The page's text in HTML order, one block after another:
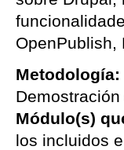
OpenPublish,
Metodología:
Módulo(s)
los incluidos